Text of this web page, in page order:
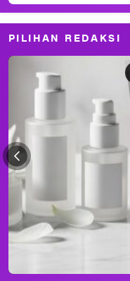
PILIHAN REDAKSI